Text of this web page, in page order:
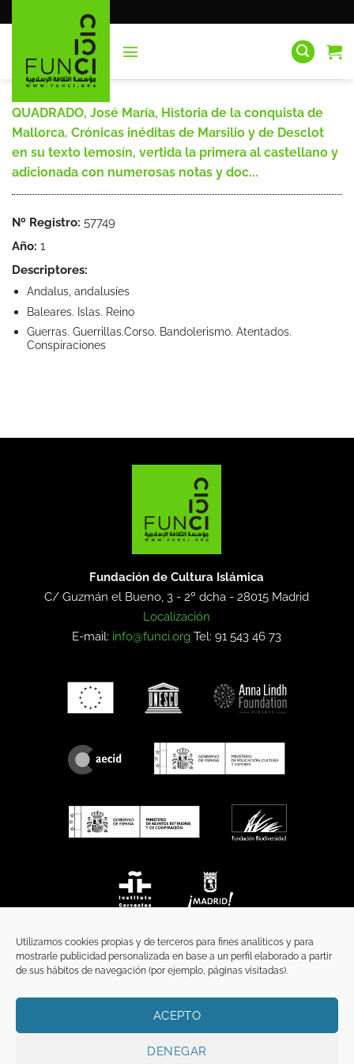
Utilizamos cookies propias y de terceros para fines analíticos y para
mostrarle publicidad personalizada en base a un perfil elaborado a partir
de sus hábitos de navegación (por ejemplo, páginas visitadas).
ACEPTO
DENEGAR
al
QUADRADO, José María, Historia de la conquista de
Mallorca. Crónicas inéditas de Marsilio y de Desclot
en su texto lemosín, vertida la primera al castellano y
adicionada con numerosas notas y doc...
Nº Registro: 57749
Año: 1
Descriptores:
Andalus, andalusíes
Baleares. Islas. Reino
Guerras. Guerrillas.Corso. Bandolerismo. Atentados.
Conspiraciones
Fundación de Cultura Islámica
C/ Guzmán el Bueno, 3 - 2º dcha -28015 Madrid
Localización
E-mail: info@funci.org Tel: 91 543 46 73
TÉRMINOS Y CONDICIONES